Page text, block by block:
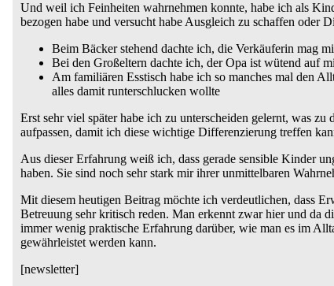
Und weil ich Feinheiten wahrnehmen konnte, habe ich als
bezogen habe und versucht habe Ausgleich zu schaffen oder
Beim Bäcker stehend dachte ich, die Verkäuferin mag
Bei den Großeltern dachte ich, der Opa ist wütend auf
Am familiären Esstisch habe ich so manches mal den
alles damit runterschlucken wollte
Erst sehr viel später habe ich zu unterscheiden gelernt, was
aufpassen, damit ich diese wichtige Differenzierung treffen
Aus dieser Erfahrung weiß ich, dass gerade sensible Kinder
haben. Sie sind noch sehr stark mir ihrer unmittelbaren
Mit diesem heutigen Beitrag möchte ich verdeutlichen, dass
Betreuung sehr kritisch reden. Man erkennt zwar hier und da
immer wenig praktische Erfahrung darüber, wie man es im
gewährleistet werden kann.
[newsletter]